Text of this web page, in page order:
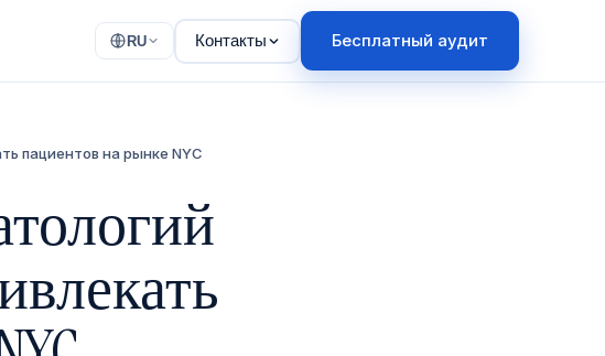
RU Контакты Бесплатный аудит
пациентов на рынке NYC